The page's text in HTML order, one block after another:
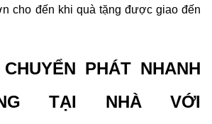
cho đến khi quà tặng được giao đến
PHÁT NHANH
TẠI NHÀ VỚI